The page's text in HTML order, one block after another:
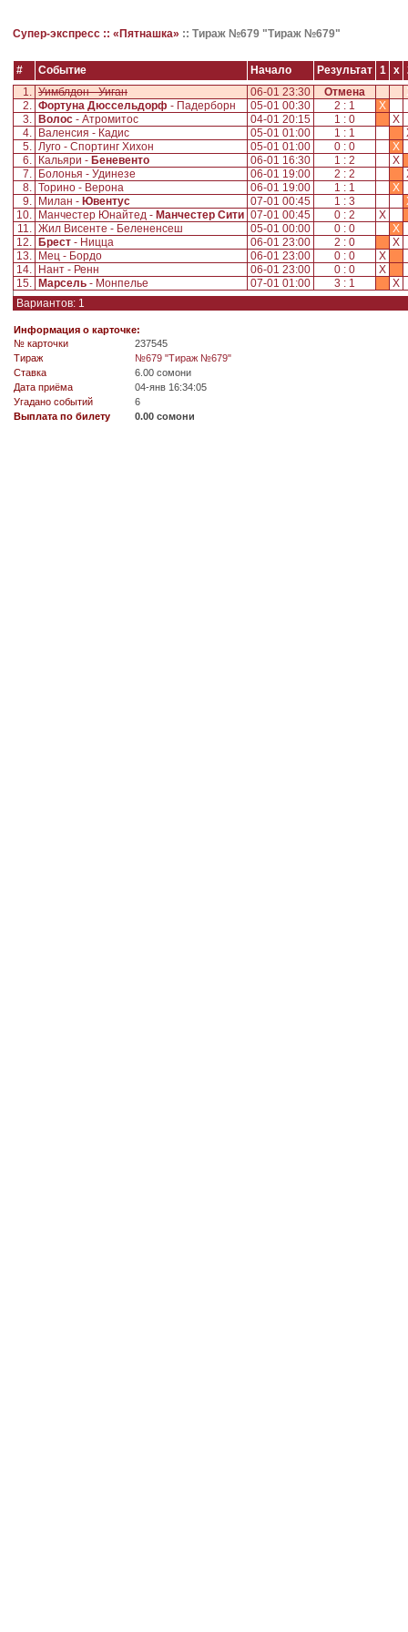
Супер-экспресс :: «Пятнашка» :: Тираж №679 "Тираж №679"
# Событие Начало Результат 1 x
1. Уимблдон - Уиган 06-01 23:30 Отмена
2. Фортуна Дюссельдорф - Падерборн 05-01 00:30 2 : 1
X
3.
Волос - Атромитос 04-01 20:15 1 : 0
X
4.
Валенсия - Кадис 05-01 01:00 1 : 1
5. Луго - Спортинг Хихон 05-01 01:00 0 : 0
X
6.
Кальяри - Беневенто 06-01 16:30 1 : 2
X
7.
Болонья - Удинезе 06-01 19:00 2 : 2
8. Торино - Верона 06-01 19:00 1 : 1
X
9.
Милан - Ювентус 07-01 00:45 1 : 3
10.
Манчестер Юнайтед - Манчестер Сити 07-01 00:45 0 : 2
X
11. Жил Висенте - Белененсеш 05-01 00:00 0 : 0
X
12.
Брест - Ницца 06-01 23:00 2 : 0
X
13.
Мец - Бордо 06-01 23:00 0 : 0
X
14.
Нант - Ренн 06-01 23:00 0 : 0
X
15.
Марсель - Монпелье 07-01 01:00 3 : 1
X
Вариантов: 1
Информация о карточке:
№ карточки
237545
Tираж
№679 "Тираж №679"
Ставка
6.00 сомони
Дата приёма
04-янв 16:34:05
Угадано событий
6
Выплата по билету
0.00 сомони